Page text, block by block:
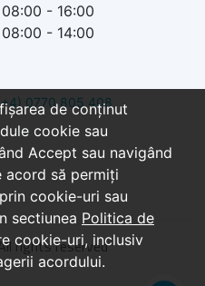
08:00 - 16:00
08:00 - 14:00
0770 805 408
rights reserved
de conținut
cookie sau
Accept sau navigând
acord să permiți
cookie-uri sau
sectiunea Politica de
cookie-uri, inclusiv
acordului.